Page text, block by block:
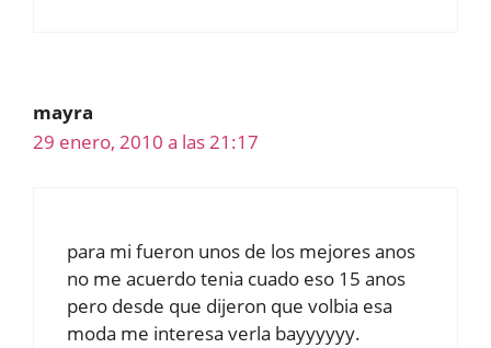
mayra
29 enero, 2010 a las 21:17
para mi fueron unos de los mejores anos
no me acuerdo tenia cuado eso 15 anos
pero desde que dijeron que volbia esa
moda me interesa verla bayyyyyy.